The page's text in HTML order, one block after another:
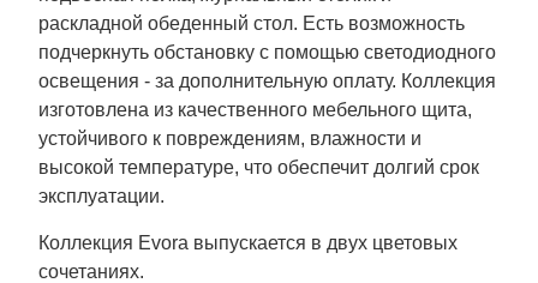
раскладной обеденный стол. Есть возможность
подчеркнуть обстановку с помощью светодиодного
освещения - за дополнительную оплату. Коллекция
изготовлена из качественного мебельного щита,
устойчивого к повреждениям, влажности и
высокой температуре, что обеспечит долгий срок
эксплуатации.
Коллекция Evora выпускается в двух цветовых
сочетаниях.